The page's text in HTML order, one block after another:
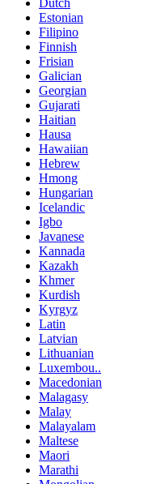
Estonian
Filipino
Finnish
Frisian
Galician
Georgian
Gujarati
Haitian
Hausa
Hawaiian
Hebrew
Hmong
Hungarian
Icelandic
Igbo
Javanese
Kannada
Kazakh
Khmer
Kurdish
Kyrgyz
Latin
Latvian
Lithuanian
Luxembou..
Macedonian
Malagasy
Malay
Malayalam
Maltese
Maori
Marathi